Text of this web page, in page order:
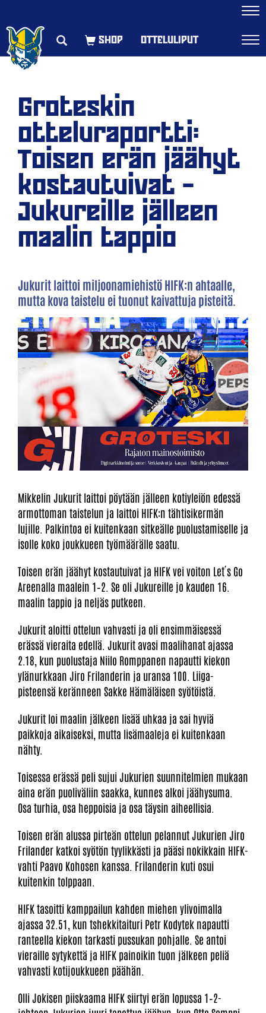
OTTELULIPUT
Groteskin
otteluraportti:
Toisen erän jäähyt
kostautuivat –
Jukureille jälleen
maalin tappio
Jukurit laittoi miljoonamiehistö HIFK:n ahtaalle,
mutta kova taistelu ei tuonut kaivattuja pisteitä.
Mikkelin Jukurit laittoi pöytään jälleen kotiyleiön edessä
armottoman taistelun ja laittoi HIFK:n tähtisikermän
lujille. Palkintoa ei kuitenkaan sitkeälle puolustamiselle ja
isolle koko joukkueen työmäärälle saatu.
Toisen erän jäähyt kostautuivat ja HIFK vei voiton Let´s Go
Areenalla maalein 1–2. Se oli Jukureille jo kauden 16.
maalin tappio ja neljäs putkeen.
Jukurit aloitti ottelun vahvasti ja oli ensimmäisessä
erässä vieraita edellä. Jukurit avasi maalihanat ajassa
2.18, kun puolustaja Niilo Romppanen napautti kiekon
ylänurkkaan Jiro Frilanderin ja uransa 100. Liiga-
pisteensä keränneen Sakke Hämäläisen syötöistä.
Jukurit loi maalin jälkeen lisää uhkaa ja sai hyviä
paikkoja aikaiseksi, mutta lisämaaleja ei kuitenkaan
nähty.
Toisessa erässä peli sujui Jukurien suunnitelmien mukaan
aina erän puoliväliin saakka, kunnes alkoi jäähysuma.
Osa turhia, osa heppoisia ja osa täysin aiheellisia.
Toisen erän alussa pirteän ottelun pelannut Jukurien Jiro
Frilander katkoi syötön tyylikkästi ja pääsi nokikkain HIFK-
vahti Paavo Kohosen kanssa. Frilanderin kuti osui
kuitenkin tolppaan.
HIFK tasoitti kamppailun kahden miehen ylivoimalla
ajassa 32.51, kun tshekkitaituri Petr Kodytek napautti
ranteella kiekon tarkasti pussukan pohjalle. Se antoi
vieraille sytykettä ja HIFK painoikin tuon jälkeen peliä
vahvasti kotijoukkueen päähän.
Olli Jokisen piiskaama HIFK siirtyi erän lopussa 1–2-